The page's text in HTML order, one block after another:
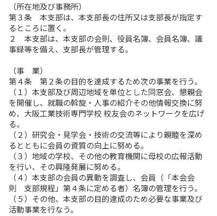
（所在地及び事務所）
第３条 本支部は、本支部長の住所又は支部長が指定す
るところに置く。
２ 本支部は、本支部の会則、役員名簿、会員名簿、議
事録等を備え、支部長が管理する。
（事 業）
第４条 第２条の目的を達成するため次の事業を行う。
（１）本支部及び周辺地域を単位とした同窓会、懇親会
を開催し、就職の斡旋・人事の紹介その他情報交換に努
め、大阪工業技術専門学校 校友会のネットワークを広げ
る。
（２）研究会・見学会・技術の交流等により親睦を深め
るとともに会員の資質の向上に努める。
（３）地域の学校、その他の教育機関に母校の広報活動
を行い、その興隆発展に努める。
（４）本支部の会員の異動を調査し、会員（「本会会
則 支部規程」第４条に定める者）名簿の管理を行う。
（５）その他、本支部の目的達成のため必要な事業及び
活動事業を行なう。